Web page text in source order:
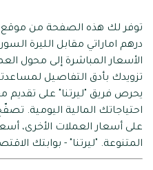
توفر لك هذه الصفحة من موقع
درهم اماراتي مقابل الليرة
الأسعار المباشرة إلى محول
تزويدك بأدق التفاصيل
يحرص فريق "ليرتنا" على تقديم
احتياجاتك المالية اليومية.
على أسعار العملات الأخرى،
المتنوعة. "ليرتنا" - بوابتك